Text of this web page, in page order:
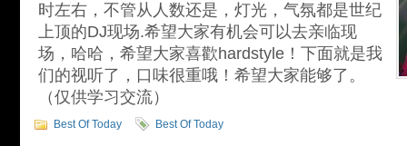
时左右，不管从人数还是，灯光，气氛都是世纪
上顶的DJ现场.希望大家有机会可以去亲临现
场，哈哈，希望大家喜歡hardstyle！下面就是我
们的视听了，口味很重哦！希望大家能够了。
（仅供学习交流）
Best Of Today Best Of Today